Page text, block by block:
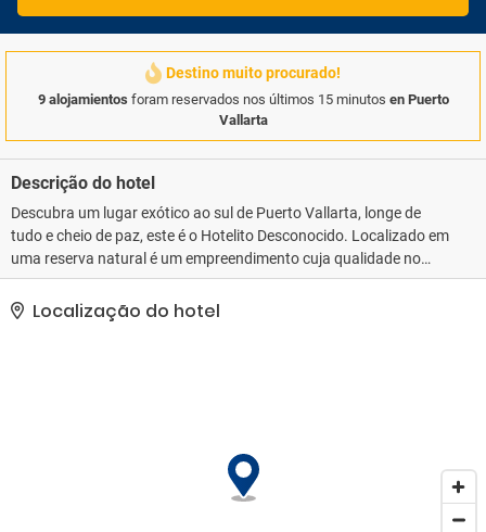
Destino muito procurado!
9 alojamientos foram reservados nos últimos 15 minutos en Puerto
Vallarta
Descrição do hotel
Descubra um lugar exótico ao sul de Puerto Vallarta, longe de
tudo e cheio de paz, este é o Hotelito Desconocido. Localizado em
uma reserva natural é um empreendimento cuja qualidade no
atendimento e confortáveis instalações farão com que você tenha
uma estadia incrível É importante levar em consideração que os
alimentos terão um custo extra e deverão ser pagos no momento
Localização do hotel